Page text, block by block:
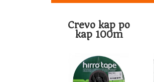
Crevo kap po
kap 100m